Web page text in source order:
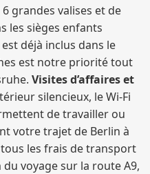
grandes valises et de
les sièges enfants
déjà inclus dans le
est notre priorité tout
Visites d’affaires et
silencieux, le Wi-Fi
de travailler ou
votre trajet de Berlin à
les frais de transport
voyage sur la route A9,